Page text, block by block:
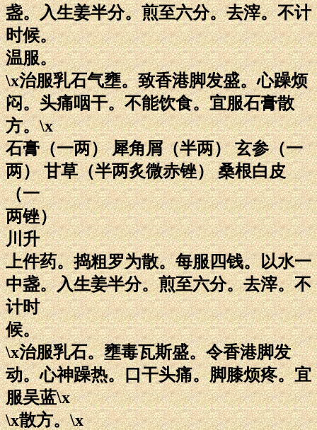
盏。入生姜半分。煎至六分。去滓。不计
时候。
温服。
\x治服乳石气壅。致香港脚发盛。心躁烦
闷。头痛咽干。不能饮食。宜服石膏散
方。\x
石膏（一两） 犀角屑（半两） 玄参（一
两） 甘草（半两炙微赤锉） 桑根白皮
（一
两锉）
川升
上件药。捣粗罗为散。每服四钱。以水一
中盏。入生姜半分。煎至六分。去滓。不
计时
候。
\x治服乳石。壅毒瓦斯盛。令香港脚发
动。心神躁热。口干头痛。脚膝烦疼。宜
服吴蓝\x
\x散方。\x